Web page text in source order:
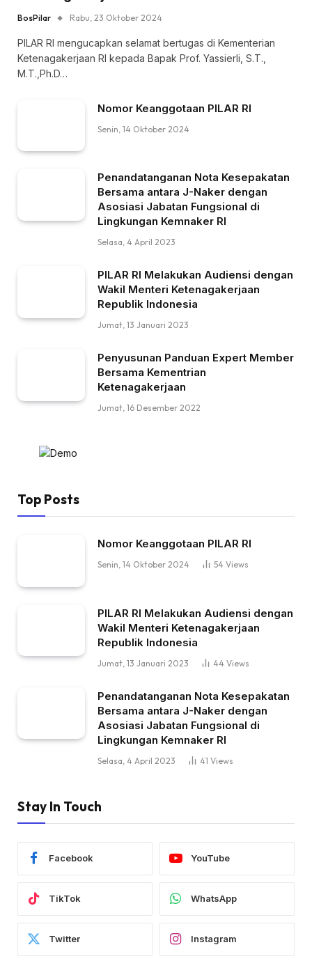
BosPilar Rabu, 23 Oktober 2024
PILAR RI mengucapkan selamat bertugas di Kementerian
Ketenagakerjaan RI kepada Bapak Prof. Yassierli, S.T.,
M.T.,Ph.D…
Nomor Keanggotaan PILAR RI
Senin, 14 Oktober 2024
Penandatanganan Nota Kesepakatan
Bersama antara J-Naker dengan
Asosiasi Jabatan Fungsional di
Lingkungan Kemnaker RI
Selasa, 4 April 2023
PILAR RI Melakukan Audiensi dengan
Wakil Menteri Ketenagakerjaan
Republik Indonesia
Jumat, 13 Januari 2023
Penyusunan Panduan Expert Member
Bersama Kementrian
Ketenagakerjaan
Jumat, 16 Desember 2022
Top Posts
Nomor Keanggotaan PILAR RI
Senin, 14 Oktober 2024 54 Views
PILAR RI Melakukan Audiensi dengan
Wakil Menteri Ketenagakerjaan
Republik Indonesia
Jumat, 13 Januari 2023 44 Views
Penandatanganan Nota Kesepakatan
Bersama antara J-Naker dengan
Asosiasi Jabatan Fungsional di
Lingkungan Kemnaker RI
Selasa, 4 April 2023 41 Views
Stay In Touch
Facebook YouTube
TikTok WhatsApp
Twitter Instagram